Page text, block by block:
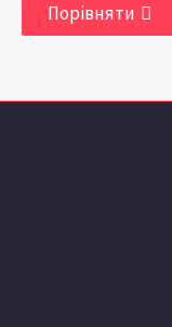
Порівняти